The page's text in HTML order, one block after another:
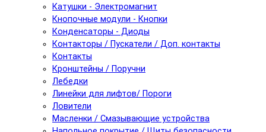
Катушки - Электромагнит
Кнопочные модули - Кнопки
Конденсаторы - Диоды
Контакторы / Пускатели / Доп. контакты
Контакты
Кронштейны / Поручни
Лебедки
Линейки для лифтов/ Пороги
Ловители
Масленки / Смазывающие устройства